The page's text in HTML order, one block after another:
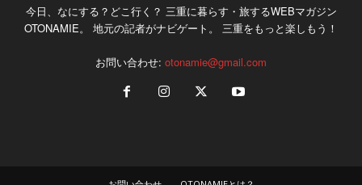
今日、なにする？どこ行く？ 三重に暮らす・旅するWEBマガジン
OTONAMIE。 地元の記者がナビゲート。 三重をもっと楽しもう！
お問い合わせ: otonamie@gmail.com